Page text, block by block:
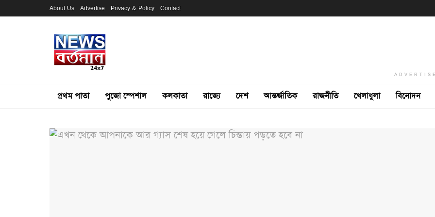
About Us Advertise Privacy & Policy Contact
প্রথম পাতা পুজো স্পেশাল কলকাতা রাজ্যে দেশ আন্তর্জাতিক রাজনীতি খেলাধুলা বিনোদন